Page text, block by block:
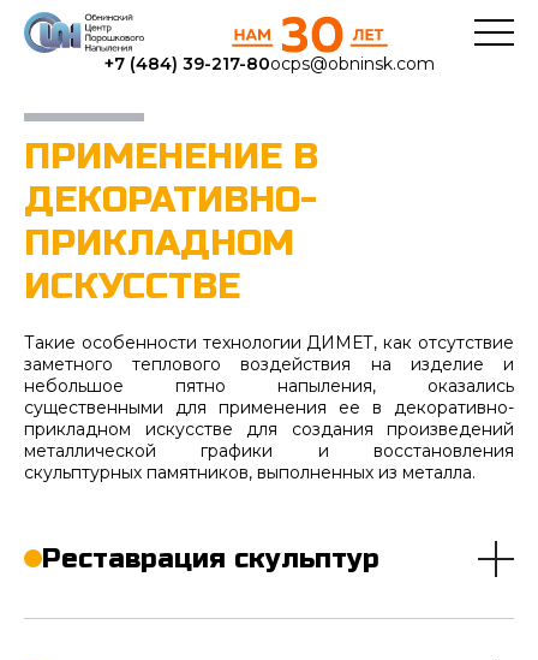
+7 (484) 39-217-80ocps@obninsk.com
ПРИМЕНЕНИЕ В
ДЕКОРАТИВНО-
ПРИКЛАДНОМ
ИСКУССТВЕ
Такие особенности технологии ДИМЕТ, как отсутствие
заметного теплового воздействия на изделие и
небольшое пятно напыления, оказались
существенными для применения ее в декоративно-
прикладном искусстве для создания произведений
металлической графики и восстановления
скульптурных памятников, выполненных из металла.
Реставрация скульптур